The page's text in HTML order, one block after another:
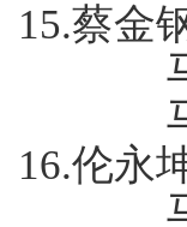
15.蔡金
16.伦永